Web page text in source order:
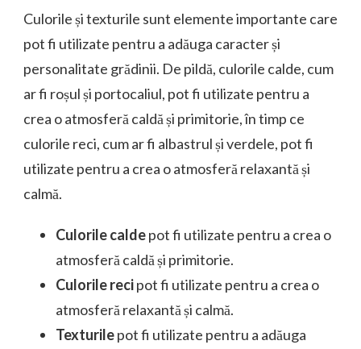
Culorile și texturile sunt elemente importante care
pot fi utilizate pentru a adăuga caracter și
personalitate grădinii. De pildă, culorile calde, cum
ar fi roșul și portocaliul, pot fi utilizate pentru a
crea o atmosferă caldă și primitorie, în timp ce
culorile reci, cum ar fi albastrul și verdele, pot fi
utilizate pentru a crea o atmosferă relaxantă și
calmă.
Culorile caldepot fi utilizate pentru a crea o
atmosferă caldă și primitorie.
Culorile recipot fi utilizate pentru a crea o
atmosferă relaxantă și calmă.
Texturilepot fi utilizate pentru a adăuga